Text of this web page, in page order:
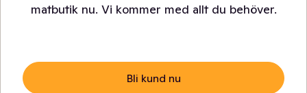
matbutik nu. Vi kommer med allt du behöver.
Bli kund nu